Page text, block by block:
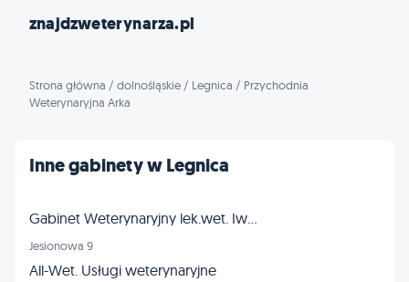
znajdzweterynarza.pl
Strona główna / dolnośląskie / Legnica / Przychodnia
Weterynaryjna Arka
Inne gabinety w Legnica
Gabinet Weterynaryjny lek.wet. Iwona Stolarska
Jesionowa 9
All-Wet. Usługi weterynaryjne